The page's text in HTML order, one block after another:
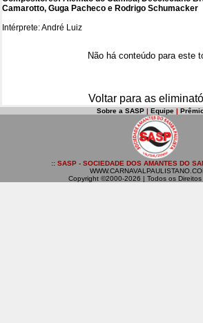
Camarotto, Guga Pacheco e Rodrigo Schumacker
Intérprete: André Luiz
Não há conteúdo para este
Voltar para as
Sobre a SASP | Equipe |
:: SASP - SOCIEDADE DOS AMANTES DO
Copyright ©2000-2026 | Todos os Direitos